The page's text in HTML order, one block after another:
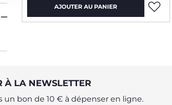
AJOUTER AU PANIER
À LA NEWSLETTER
bon de 10 € à dépenser en ligne.